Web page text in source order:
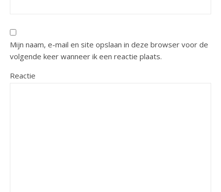
Mijn naam, e-mail en site opslaan in deze browser voor de
volgende keer wanneer ik een reactie plaats.
Reactie